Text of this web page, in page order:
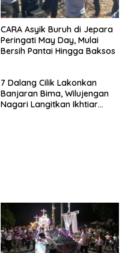
CARA Asyik Buruh di Jepara
Peringati May Day, Mulai
Bersih Pantai Hingga Baksos
7 Dalang Cilik Lakonkan
Banjaran Bima, Wilujengan
Nagari Langitkan Ikhtiar